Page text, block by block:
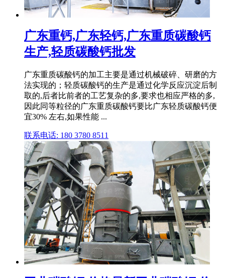
广东重钙,广东轻钙,广东重质碳酸钙
生产,轻质碳酸钙批发
广东重质碳酸钙的加工主要是通过机械破碎、研磨的方
法实现的；轻质碳酸钙的生产是通过化学反应沉淀后制
取的,后者比前者的工艺复杂的多,要求也相应严格的多,
因此同等粒径的广东重质碳酸钙要比广东轻质碳酸钙便
宜30% 左右,如果性能 ...
联系电话: 180 3780 8511